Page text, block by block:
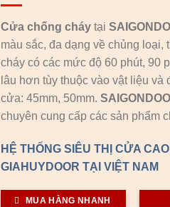
Cửa chống cháy tại
màu sắc, đa dạng về chủng loại,
cháy có các mức độ 60 phút, 90
lâu hơn tùy thuộc vào vật liệu và
cửa: 45mm, 50mm.
chuyên cung cấp các sản phẩm
HỆ THỐNG SIÊU THỊ CỬA
GIAHUYDOOR TẠI VIỆT NAM
MUA HÀNG NHANH